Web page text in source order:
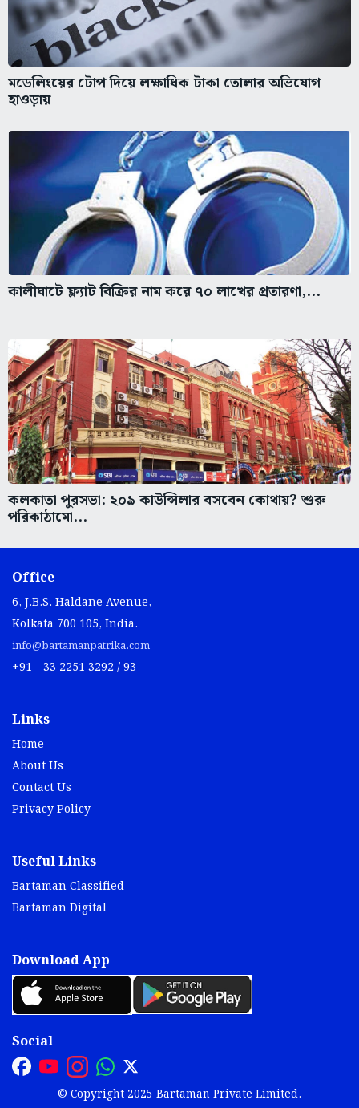
মডেলিংয়ের টোপ দিয়ে লক্ষাধিক টাকা তোলার অভিযোগ
হাওড়ায়
কালীঘাটে ফ্ল্যাট বিক্রির নাম করে ৭০ লাখের প্রতারণা,...
কলকাতা পুরসভা: ২০৯ কাউন্সিলার বসবেন কোথায়? শুরু
পরিকাঠামো...
Office
6, J.B.S. Haldane Avenue,
Kolkata 700 105, India.
info@bartamanpatrika.com
+91 - 33 2251 3292 / 93
Links
Home
About Us
Contact Us
Privacy Policy
Useful Links
Bartaman Classified
Bartaman Digital
Download App
Social
© Copyright 2025 Bartaman Private Limited.